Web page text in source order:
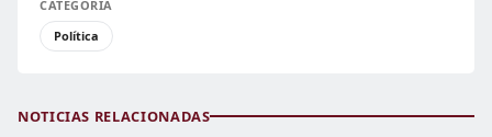
CATEGORÍA
Política
NOTICIAS RELACIONADAS